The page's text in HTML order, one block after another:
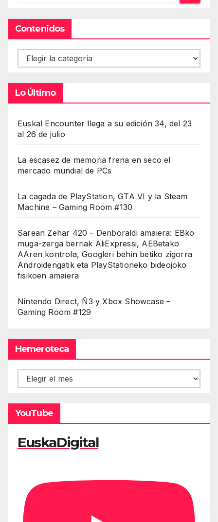
Contenidos
Contenidos
Lo Último
Euskal Encounter llega a su edición 34, del 23
al 26 de julio
La escasez de memoria frena en seco el
mercado mundial de PCs
La cagada de PlayStation, GTA VI y la Steam
Machine – Gaming Room #130
Sarean Zehar 420 – Denboraldi amaiera: EBko
muga-zerga berriak AliExpressi, AEBetako
AAren kontrola, Googleri behin betiko zigorra
Androidengatik eta PlayStationeko bideojoko
fisikoen amaiera
Nintendo Direct, Ñ3 y Xbox Showcase –
Gaming Room #129
Hemeroteca
Hemeroteca
YouTube
EuskaDigital